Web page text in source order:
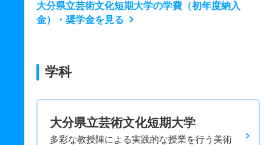
大分県立芸術文化短期大学の学費（初年度納入
金）・奨学金を見る
学科
大分県立芸術文化短期大学
多彩な教授陣による実践的な授業を行う美術